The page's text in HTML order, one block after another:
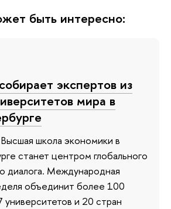
быть интересно:
экспертов из
мира в
школа экономики в
станет центром глобального
диалога. Международная
объединит более 100
университетов и 20 стран